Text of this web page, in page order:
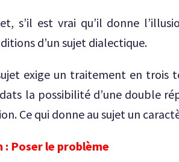
s’il est vrai qu’il donne
d’un sujet dialectique.
exige un traitement en trois
la possibilité d’une double
Ce qui donne au sujet un
Poser le problème